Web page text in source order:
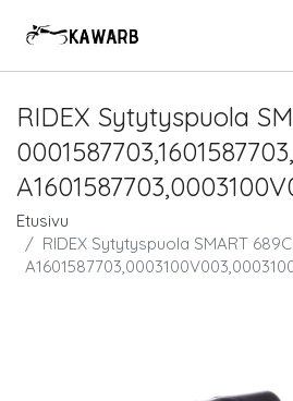
RIDEX Sytytyspuola
Etusivu
RIDEX Sytytyspuola SMART